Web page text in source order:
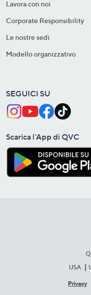
Lavora con noi
Corporate Responsibility
Le nostre sedi
Modello organizzativo
SEGUICI SU
Scarica l'App di QVC
USA
Privacy